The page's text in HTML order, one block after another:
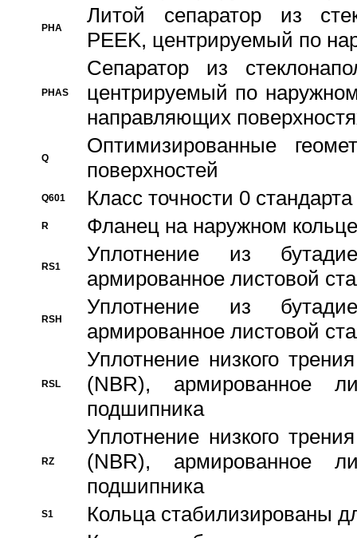
PHA
Литой сепаратор из
PEEK, центрируемый по
PHAS
Сепаратор из
центрируемый по
направляющих
Q
Оптимизированные
поверхностей
Q601 Класс точности 0
R Фланец на наружном кольце
RS1
Уплотнение из
армированное листовой
RSH
Уплотнение из
армированное листовой
RSL
Уплотнение низкого
(NBR), армированное
подшипника
RZ
Уплотнение низкого
(NBR), армированное
подшипника
S1 Кольца стабилизированы